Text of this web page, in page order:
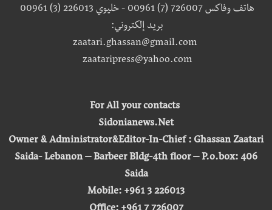
هاتف وفاكس 726007 (7) 00961 - خليوي 226013 (3) 00961
بريد إلكتروني:
zaatari.ghassan@gmail.com
zaataripress@yahoo.com
For All your contacts
Sidonianews.Net
Owner & Administrator&Editor-In-Chief : Ghassan Zaatari
Saida- Lebanon – Barbeer Bldg-4th floor – P.o.box: 406
Saida
Mobile: +961 3 226013